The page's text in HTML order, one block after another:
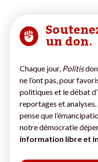
un don.
Chaque jour, Politis
ne l’ont pas, pour
politiques et le débat
reportages et
pense que
notre démocratie
information libre et